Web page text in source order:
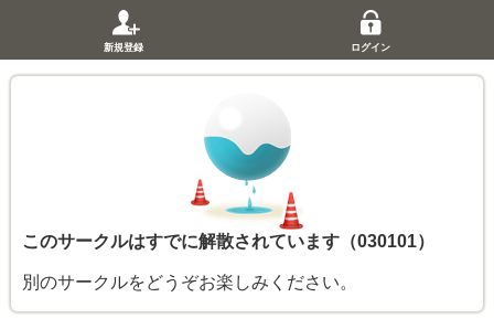
新規登録 ログイン
このサークルはすでに解散されています（030101）
別のサークルをどうぞお楽しみください。